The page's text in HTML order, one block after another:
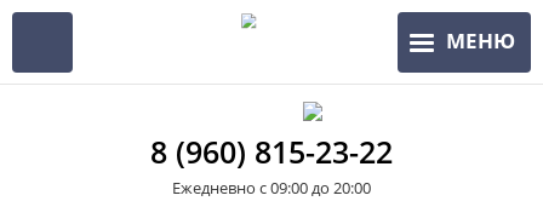
Перейти
основному
МЕНЮ
8 (960) 815-23-22
Ежедневно с 09:00 до 20:00